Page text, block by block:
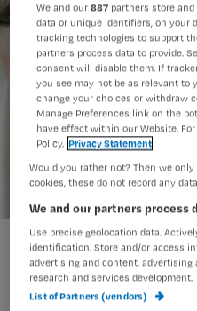
gedicht.jpg
We and our887 partners store
data or unique identifiers, on your
tracking technologies to support
partners process data to provide.
consent will disable them. If
you see may not be as relevant to
change your choices or withdraw
Manage Preferences link on the
have effect within our Website.
Policy. Privacy Statement
Would you rather not? Then we
cookies, these do not record any
We and our partners process
Use precise geolocation data.
identification. Store and/or access
advertising and content,
research and services development.
List of Partners (vendors)